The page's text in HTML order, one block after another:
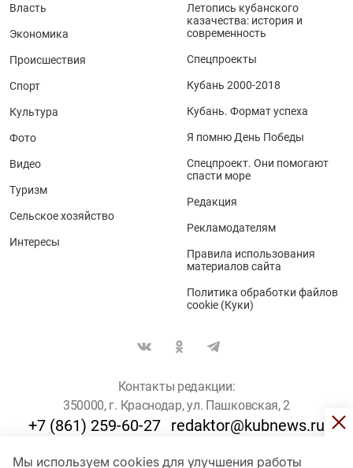
Мы используем cookies для улучшения работы
Власть
Экономика
Происшествия
Спорт
Культура
Фото
Видео
Туризм
Сельское хозяйство
Интересы
Летопись кубанского
казачества: история и
современность
Спецпроекты
Кубань 2000-2018
Кубань. Формат успеха
Я помню День Победы
Спецпроект. Они помогают
спасти море
Редакция
Рекламодателям
Правила использования
материалов сайта
Политика обработки файлов
cookie (Куки)
Контакты редакции:
350000, г. Краснодар, ул. Пашковская, 2
+7 (861) 259-60-27 redaktor@kubnews.ru